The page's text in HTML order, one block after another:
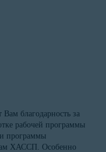
благодарность за
рабочей программы
программы
ХАССП. Особенно